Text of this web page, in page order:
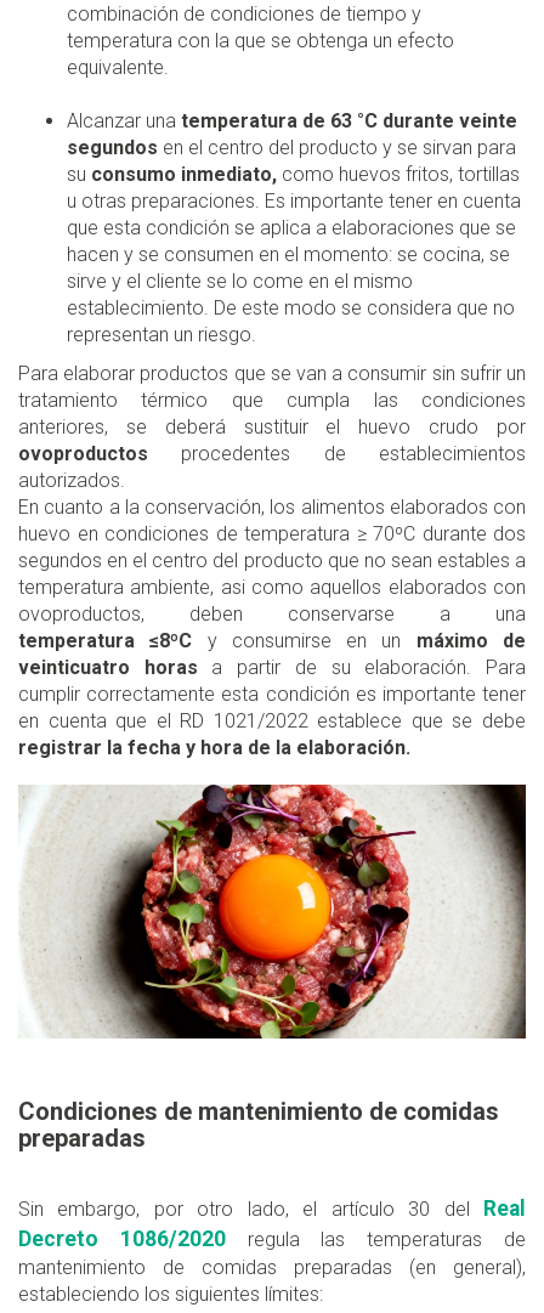
combinación de condiciones de tiempo y
temperatura con la que se obtenga un efecto
equivalente.
Alcanzar una temperatura de 63 °C durante veinte
segundos en el centro del producto y se sirvan para
su consumo inmediato, como huevos fritos, tortillas
u otras preparaciones. Es importante tener en cuenta
que esta condición se aplica a elaboraciones que se
hacen y se consumen en el momento: se cocina, se
sirve y el cliente se lo come en el mismo
establecimiento. De este modo se considera que no
representan un riesgo.
Para elaborar productos que se van a consumir sin sufrir un
tratamiento térmico que cumpla las condiciones
anteriores, se deberá sustituir el huevo crudo por
ovoproductos procedentes de establecimientos
autorizados.
En cuanto a la conservación, los alimentos elaborados con
huevo en condiciones de temperatura ≥ 70ºC durante dos
segundos en el centro del producto que no sean estables a
temperatura ambiente, asi como aquellos elaborados con
ovoproductos, deben conservarse a una
temperatura ≤8ºC y consumirse en un máximo de
veinticuatro horas a partir de su elaboración. Para
cumplir correctamente esta condición es importante tener
en cuenta que el RD 1021/2022 establece que se debe
registrar la fecha y hora de la elaboración.
Condiciones de mantenimiento de comidas
preparadas
Sin embargo, por otro lado, el artículo 30 del Real
Decreto 1086/2020regula las temperaturas de
mantenimiento de comidas preparadas (en general),
estableciendo los siguientes límites: